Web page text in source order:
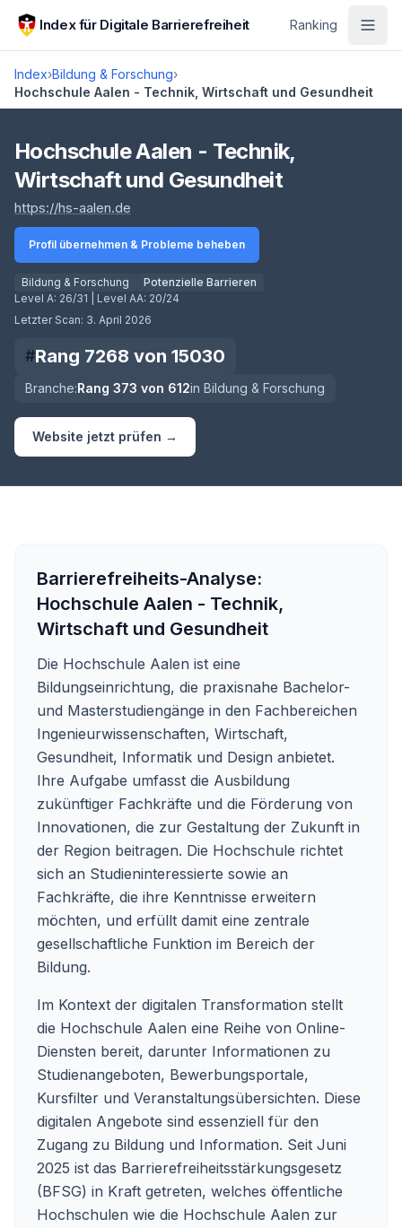
Zum Hauptinhalt springen
Index für Digitale Barrierefreiheit Ranking
Index›Bildung & Forschung›
Hochschule Aalen - Technik, Wirtschaft und Gesundheit
Score lädt
Hochschule Aalen - Technik,
Wirtschaft und Gesundheit
https://hs-aalen.de
Profil übernehmen & Probleme beheben
Bildung & Forschung
Potenzielle Barrieren
Level A: 26/31 | Level AA: 20/24
Letzter Scan: 3. April 2026
#Rang 7268 von 15030
Branche:Rang 373 von 612in Bildung & Forschung
Website jetzt prüfen →
Barrierefreiheits-Analyse:
Hochschule Aalen - Technik,
Wirtschaft und Gesundheit
Die Hochschule Aalen ist eine
Bildungseinrichtung, die praxisnahe Bachelor-
und Masterstudiengänge in den Fachbereichen
Ingenieurwissenschaften, Wirtschaft,
Gesundheit, Informatik und Design anbietet.
Ihre Aufgabe umfasst die Ausbildung
zukünftiger Fachkräfte und die Förderung von
Innovationen, die zur Gestaltung der Zukunft in
der Region beitragen. Die Hochschule richtet
sich an Studieninteressierte sowie an
Fachkräfte, die ihre Kenntnisse erweitern
möchten, und erfüllt damit eine zentrale
gesellschaftliche Funktion im Bereich der
Bildung.
Im Kontext der digitalen Transformation stellt
die Hochschule Aalen eine Reihe von Online-
Diensten bereit, darunter Informationen zu
Studienangeboten, Bewerbungsportale,
Kursfilter und Veranstaltungsübersichten. Diese
digitalen Angebote sind essenziell für den
Zugang zu Bildung und Information. Seit Juni
2025 ist das Barrierefreiheitsstärkungsgesetz
(BFSG) in Kraft getreten, welches öffentliche
Hochschulen wie die Hochschule Aalen zur